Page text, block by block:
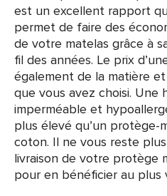
est un excellent rapport
permet de faire des
de votre matelas grâce à
fil des années. Le prix
également de la matière
que vous avez choisi. Une
imperméable et
plus élevé qu’un protège-
coton. Il ne vous reste
livraison de votre protège
pour en bénéficier au plus